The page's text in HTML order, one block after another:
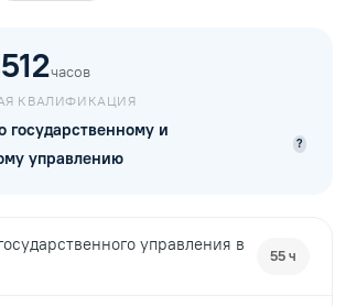
512часов
КВАЛИФИКАЦИЯ
государственному и
управлению
?
управления в
55 ч